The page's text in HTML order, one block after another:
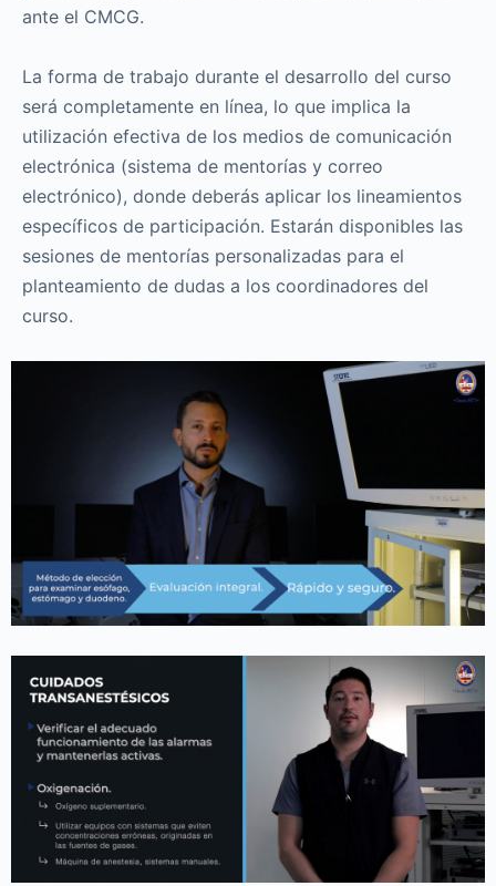
ante el CMCG.
La forma de trabajo durante el desarrollo del curso
será completamente en línea, lo que implica la
utilización efectiva de los medios de comunicación
electrónica (sistema de mentorías y correo
electrónico), donde deberás aplicar los lineamientos
específicos de participación. Estarán disponibles las
sesiones de mentorías personalizadas para el
planteamiento de dudas a los coordinadores del
curso.